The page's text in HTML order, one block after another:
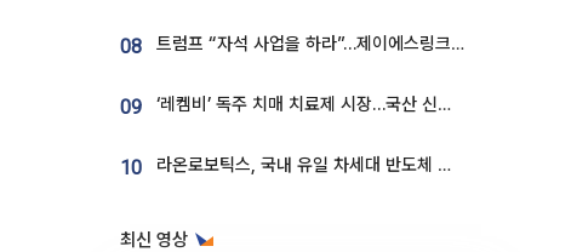
08 트럼프 “자석 사업을 하라”…제이에스링크, 비중국 영구자석 공급망 구축 속도
09 ‘레켐비’ 독주 치매 치료제 시장…국산 신약 등장하나
10 라온로보틱스, 국내 유일 차세대 반도체 공정 로봇 개발 ‘고객사 테스트 진행’
최신 영상